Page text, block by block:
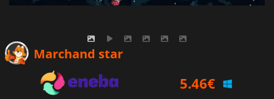
Marchand star
5.46€